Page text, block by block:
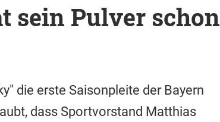
sein Pulver schon
die erste Saisonpleite der Bayern
dass Sportvorstand Matthias